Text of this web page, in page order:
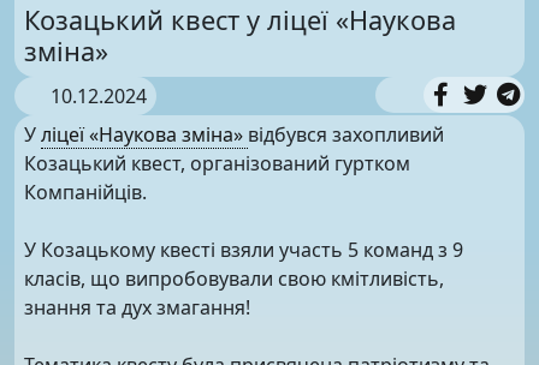
Козацький квест у ліцеї «Наукова
зміна»
10.12.2024
Уліцеї «Наукова зміна» відбувся захопливий
Козацький квест, організований гуртком
Компанійців.
У Козацькому квесті взяли участь 5 команд з 9
класів, що випробовували свою кмітливість,
знання та дух змагання!